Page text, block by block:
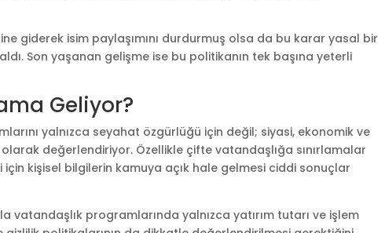
giderek isim paylaşımını durdurmuş olsa da bu karar yasal bir
Son yaşanan gelişme ise bu politikanın tek başına yeterli
Geliyor?
yalnızca seyahat özgürlüğü için değil; siyasi, ekonomik ve
değerlendiriyor. Özellikle çifte vatandaşlığa sınırlamalar
kişisel bilgilerin kamuya açık hale gelmesi ciddi sonuçlar
vatandaşlık programlarında yalnızca yatırım tutarı ve işlem